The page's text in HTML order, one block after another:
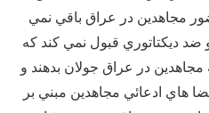
مجاهدين در عراق باقي نمي
ديکتاتوري قبول نمي کند که
مجاهدين در عراق جولان بدهند و
هاي ادعائي مجاهدين مبني بر